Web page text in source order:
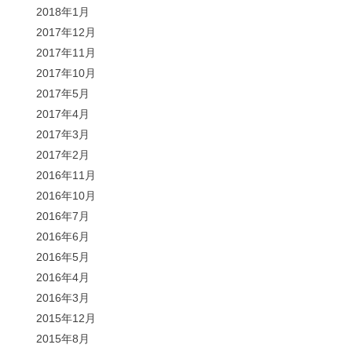
2018年1月
2017年12月
2017年11月
2017年10月
2017年5月
2017年4月
2017年3月
2017年2月
2016年11月
2016年10月
2016年7月
2016年6月
2016年5月
2016年4月
2016年3月
2015年12月
2015年8月